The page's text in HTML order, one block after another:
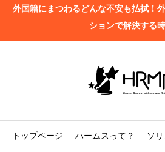
外国籍にまつわるどんな不安も払拭！
ションで解決する時
トップページ ハームスって？ ソ